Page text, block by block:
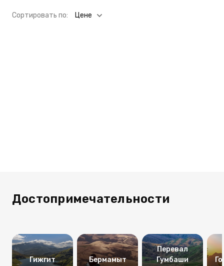
Cортировать по: Цене
Достопримечательности
Гижгит Бермамыт
Перевал
Гумбаши